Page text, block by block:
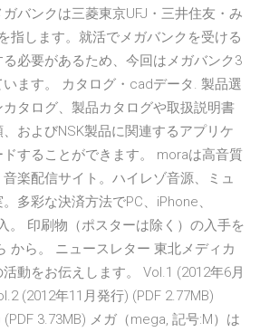
バンクは三菱東京UFJ・三井住友・み
指します。就活でメガバンクを受ける
必要があるため、今回はメガバンク3
ます。 カタログ・cadデータ. 製品選
タログ、製品カタログや取扱説明書
およびNSK製品に関連するアプリケ
することができます。 moraは高音質
楽配信サイト。ハイレゾ音源、ミュ
多彩な決済方法でPC、iPhone、
。 印刷物（ポスターは除く）の入手を
から。 ニュースレター 東北メディカ
動をお伝えします。 Vol.1 (2012年6月
(2012年11月発行) (PDF 2.77MB)
3.73MB) メガ（mega, 記号:M）は